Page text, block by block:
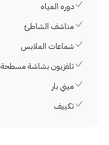
دوره المياه
مناشف الشاطئ
شماعات الملابس
تلفزيون بشاشة مسطحة
ميني بار
تكييف